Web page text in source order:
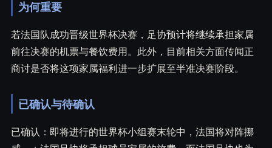
为何重要
若法国队成功晋级世界杯决赛，足协预计将继续承担家属
前往决赛的机票与餐饮费用。此外，目前相关方面传闻正
商讨是否将这项家属福利进一步扩展至半准决赛阶段。
已确认与待确认
已确认：即将进行的世界杯小组赛末轮中，法国将对阵挪